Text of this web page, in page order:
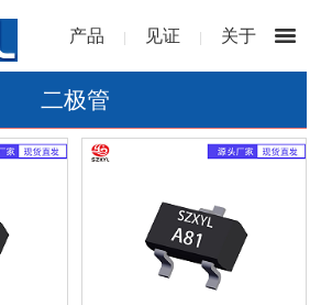
产品 | 见证 | 关于
二极管